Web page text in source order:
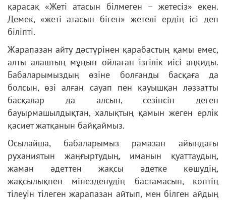
қарасақ «Жеті атасын білмеген – жетесіз» екен.
Демек, «жеті атасын біген» жетелі ердің ісі деп
біліпті.
Жарапазан айту дәстүрінен қарабастың қамы емес,
алты алаштың мұңын ойлаған ізгілік иісі аңқиды.
Бабаларымыздың өзіне болғанды басқаға да
болсын, өзі алған сауап пен қауышқан ләззатты
басқалар да алсын, сезінсін деген
бауырмашылдықтан, халықтың қамын жеген ерлік
қасиет жатқанын байқаймыз.
Осылайша, бабаларымыз рамазан айындағы
руханиятын жаңғыртудың, иманын қуаттаудың,
жаман әдеттен жақсы әдетке көшудің,
жақсылықпен мінезденудің бастамасын, көптің
тілеуін тілеген жарапазан айтып, мен білген айдың